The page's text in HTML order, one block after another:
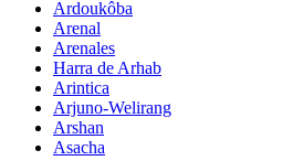
Ardoukôba
Arenal
Arenales
Harra de Arhab
Arintica
Arjuno-Welirang
Arshan
Asacha